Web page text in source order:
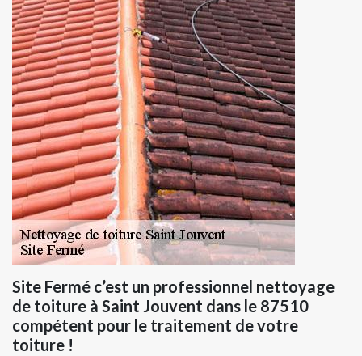
Site Fermé c’est un professionnel nettoyage
de toiture à Saint Jouvent dans le 87510
compétent pour le traitement de votre
toiture !